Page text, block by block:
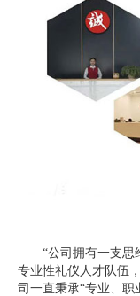
“公司拥有一支思
专业性礼仪人才队伍
司一直秉承“专业、职